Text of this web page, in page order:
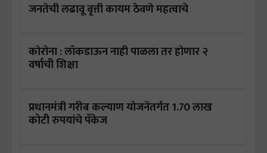
जनतेची लढावू वृत्ती कायम ठेवणे महत्वाचे
कोरोना : लॉकडाऊन नाही पाळला तर होणार २
वर्षाची शिक्षा
प्रधानमंत्री गरीब कल्याण योजनेंतर्गत 1.70 लाख
कोटी रुपयांचे पॅकेज